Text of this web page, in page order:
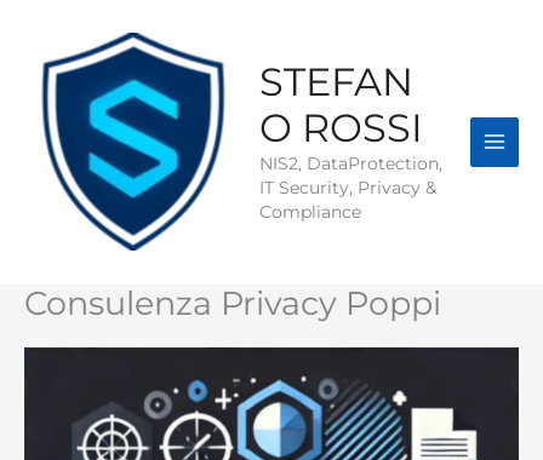
contenuto
STEFAN
O ROSSI
NIS2, DataProtection,
IT Security, Privacy &
Compliance
Consulenza Privacy Poppi